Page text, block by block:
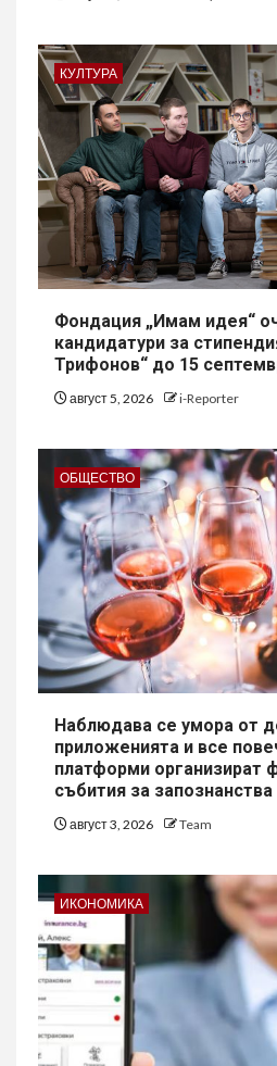
КУЛТУРА
Фондация „Имам идея“
кандидатури за
Трифонов“ до 15
август 5, 2026 i-Reporter
ОБЩЕСТВО
Наблюдава се умора от
приложенията и все
платформи организират
събития за запознанства
август 3, 2026 Team
ИКОНОМИКА